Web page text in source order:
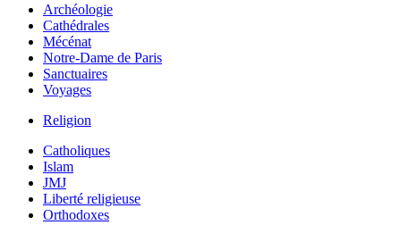
Archéologie
Cathédrales
Mécénat
Notre-Dame de Paris
Sanctuaires
Voyages
Religion
Catholiques
Islam
JMJ
Liberté religieuse
Orthodoxes